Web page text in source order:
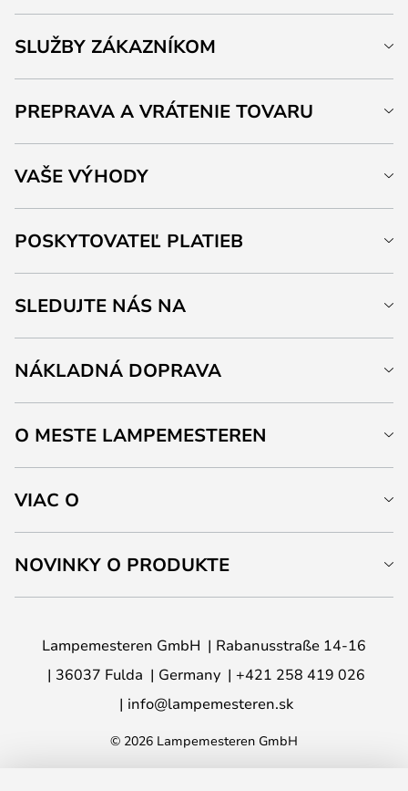
SLUŽBY ZÁKAZNÍKOM
PREPRAVA A VRÁTENIE TOVARU
VAŠE VÝHODY
POSKYTOVATEĽ PLATIEB
SLEDUJTE NÁS NA
NÁKLADNÁ DOPRAVA
O MESTE LAMPEMESTEREN
VIAC O
NOVINKY O PRODUKTE
Lampemesteren GmbH
Rabanusstraße 14-16
36037 Fulda
Germany
+421 258 419 026
info@lampemesteren.sk
© 2026 Lampemesteren GmbH